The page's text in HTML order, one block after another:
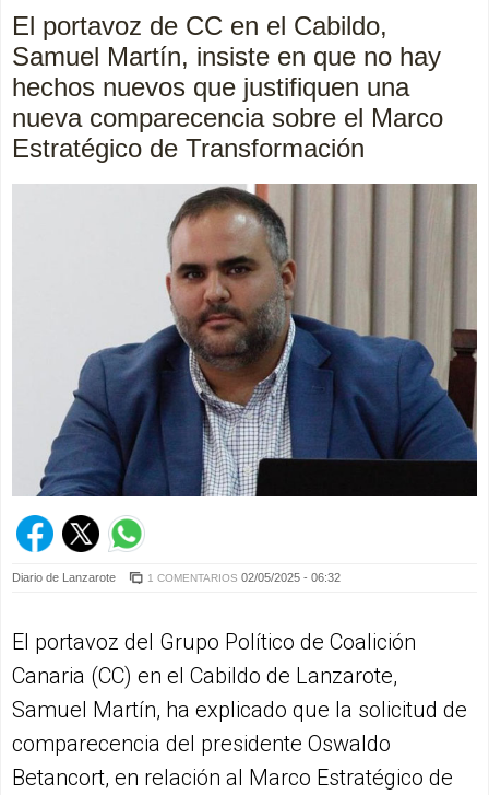
El portavoz de CC en el Cabildo,
Samuel Martín, insiste en que no hay
hechos nuevos que justifiquen una
nueva comparecencia sobre el Marco
Estratégico de Transformación
Diario de Lanzarote 1 COMENTARIOS 02/05/2025 - 06:32
El portavoz del Grupo Político de Coalición
Canaria (CC) en el Cabildo de Lanzarote,
Samuel Martín, ha explicado que la solicitud de
comparecencia del presidente Oswaldo
Betancort, en relación al Marco Estratégico de